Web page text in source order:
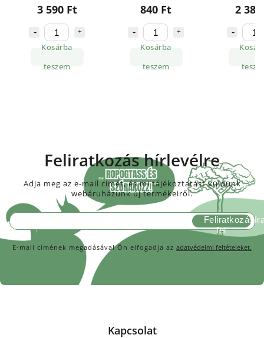
3 590 Ft
Kosárba
teszem
840 Ft
Kosárba
teszem
2
Kapcsolat
Feliratkozás hírlevélre
Adja meg az e-mail címét, és mi tájékoztatást küldünk
webáruházunk új termékeiről.
E-mail címének megadásával Ön elfogadja az adatvédelmi feltételeket.
Feliratkozás